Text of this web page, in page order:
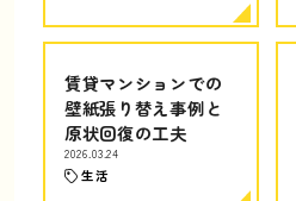
賃貸マンションでの
壁紙張り替え事例と
原状回復の工夫
2026.03.24
生活